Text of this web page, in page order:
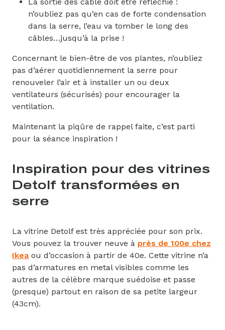
n’oubliez pas qu’en cas de forte condensation
dans la serre, l’eau va tomber le long des
câbles…jusqu’à la prise !
Concernant le bien-être de vos plantes, n’oubliez
pas d’aérer quotidiennement la serre pour
renouveler l’air et à installer un ou deux
ventilateurs (sécurisés) pour encourager la
ventilation.
Maintenant la piqûre de rappel faite, c’est parti
pour la séance inspiration !
Inspiration pour des vitrines
Detolf transformées en
serre
La vitrine Detolf est très appréciée pour son prix.
Vous pouvez la trouver neuve à près de 100e chez
Ikeaou d’occasion à partir de 40e. Cette vitrine n’a
pas d’armatures en metal visibles comme les
autres de la célèbre marque suédoise et passe
(presque) partout en raison de sa petite largeur
(43cm).